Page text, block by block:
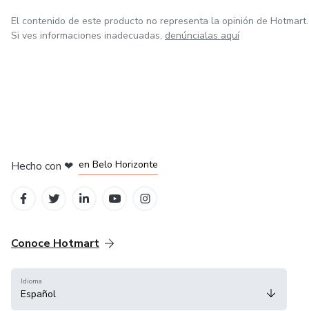
El contenido de este producto no representa la opinión de Hotmart.
Si ves informaciones inadecuadas, denúncialas aquí
Hecho con ❤ en Belo Horizonte
Conoce Hotmart
Idioma
Español